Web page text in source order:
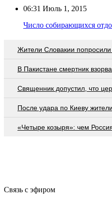
06:31 Июль 1, 2015
Число собирающихся
Жители Словакии попросили
В Пакистане смертник
Священник допустил, что
После удара по Киеву
«Четыре козыря»: чем
Связь с эфиром